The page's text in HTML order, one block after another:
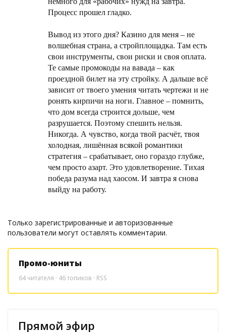
Процесс прошел гладко.
Вывод из этого дня? Казино для меня – не
волшебная страна, а стройплощадка. Там есть
свои инструменты, свои риски и своя оплата.
Те самые промокоды на вавада – как
проездной билет на эту стройку. А дальше всё
зависит от твоего умения читать чертежи и не
ронять кирпичи на ноги. Главное – помнить,
что дом всегда строится дольше, чем
разрушается. Поэтому спешить нельзя.
Никогда. А чувство, когда твой расчёт, твоя
холодная, лишённая всякой романтики
стратегия – срабатывает, оно гораздо глубже,
чем просто азарт. Это удовлетворение. Тихая
победа разума над хаосом. И завтра я снова
выйду на работу.
Только зарегистрированные и авторизованные
пользователи могут оставлять комментарии.
Промо-юниты
64 читателя · 46 топиков · RSS
Прямой эфир